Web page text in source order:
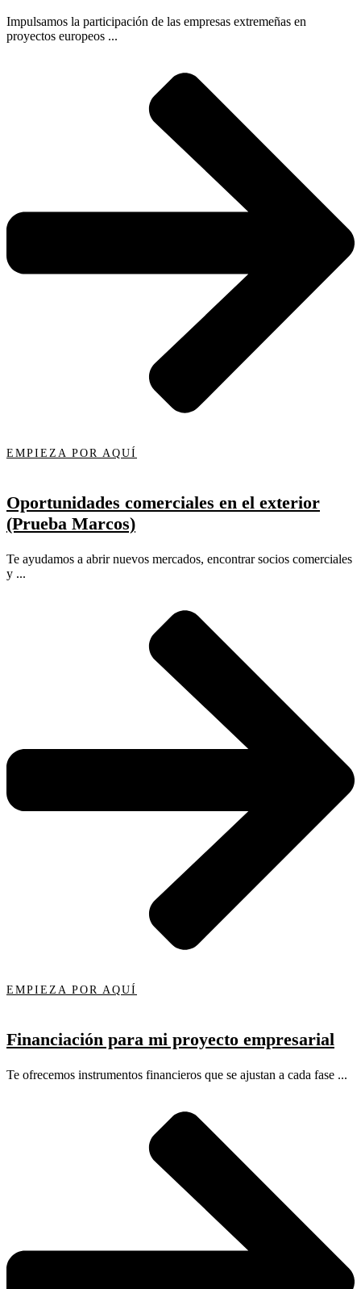
Impulsamos la participación de las empresas extremeñas en
proyectos europeos ...
EMPIEZA POR AQUÍ
Oportunidades comerciales en el exterior
(Prueba Marcos)
Te ayudamos a abrir nuevos mercados, encontrar socios comerciales
y ...
EMPIEZA POR AQUÍ
Financiación para mi proyecto empresarial
Te ofrecemos instrumentos financieros que se ajustan a cada fase ...